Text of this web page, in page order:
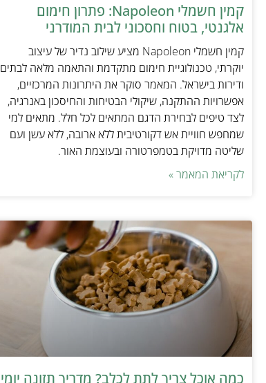
קמין חשמלי Napoleon: פתרון חימום
אלגנטי, בטוח וחסכוני לבית המודרני
קמין חשמלי Napoleon מציע שילוב נדיר של עיצוב
יוקרתי, טכנולוגיית חימום מתקדמת והתאמה מלאה לבתים
ודירות בישראל. המאמר סוקר את היתרונות המרכזיים,
אפשרויות ההתקנה, שיקולי הבטיחות והחיסכון באנרגיה,
לצד טיפים לבחירת הדגם המתאים לכל חלל. מתאים למי
שמחפש חוויית אש דקורטיבית ללא ארובה, ללא עשן ועם
שליטה מדויקת בטמפרטורה ובעוצמת האור.
לקריאת המאמר »
כמה אוכל צריך לתת לכלב? מדריך תזונה יומי